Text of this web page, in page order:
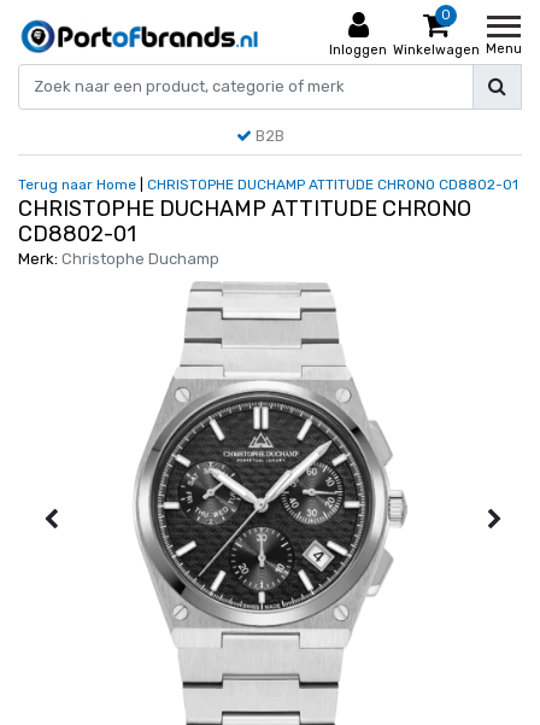
Inloggen
0
Winkelwagen Menu
B2B
Terug naar Home CHRISTOPHE DUCHAMP ATTITUDE CHRONO CD8802-01
CHRISTOPHE DUCHAMP ATTITUDE CHRONO
CD8802-01
Merk: Christophe Duchamp